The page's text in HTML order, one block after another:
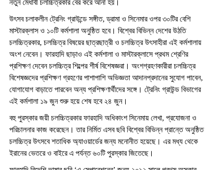
নতুন মেধাবী চলচ্চিত্রকার বের করে আনা হয়।
উৎসব চলাকলীন ট্রেনিং গ্রাউন্ডে সঙ্গীত, ড্রামা ও সিনেমার ওপর ৩০টির বেশি
মাস্টারক্লাস ও ১০টি কর্মশালা অনুষ্ঠিত হবে। বিশ্বের বিভিন্ন দেশের উঠতি
চলচ্চিত্রকার, চলচ্চিত্র বিষয়ের ছাত্রছাত্রী ও চলচ্চিত্র উৎসাহীরা এই কর্মশালায়
অংশ নেবেন। ফারহাদি ছাড়াও এই কর্মশালা ও মাস্টারক্লাসে প্রথম শ্রেণির
প্রশিক্ষণ দেবেন চলচ্চিত্র শিল্পের শীর্ষ বিশেষজ্ঞরা। অংশগ্রহণকারীরা চলচ্চিত্র
বিশেষজ্ঞদের প্রশিক্ষণ গ্রহণের পাশাপাশি অভিজ্ঞতা আদানপ্রদানের সুযোগ পাবেন,
যোগাযোগ বাড়াতে পারবেন অন্য প্রশিক্ষণার্থীদের সঙ্গে। ট্রেনিং গ্রাউন্ড বিভাগের
এই কর্মশালা ১৯ জুন শুরু হয়ে শেষ হবে ২৪ জুন।
বহু পুরস্কার জয়ী চলচ্চিত্রকার ফারহাদি অধিকাংশ সিনেমায় লেখা, প্রযোজনা ও
পরিচালনার কাজ করেছেন। তার নির্মিত এসব ছবি বিশ্বের বিভিন্ন প্রান্তে অনুষ্ঠিত
চলচ্চিত্র উৎসবে শতাধিক অ্যাওয়ার্ডের জন্য মনোনীত হয়েছে। এর মধ্য থেকে
ইরানের ভেতরে ও বাইরে এ পর্যন্ত ৬০টি পুরস্কার জিতেছে।